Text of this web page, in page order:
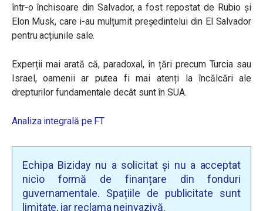
într-o închisoare din Salvador, a fost repostat de Rubio și
Elon Musk, care i-au mulțumit președintelui din El Salvador
pentru acțiunile sale.
Experții mai arată că, paradoxal, în țări precum Turcia sau
Israel, oamenii ar putea fi mai atenți la încălcări ale
drepturilor fundamentale decât sunt în SUA.
Analiza integrală pe FT
Echipa Biziday nu a solicitat și nu a acceptat
nicio formă de finanțare din fonduri
guvernamentale. Spațiile de publicitate sunt
limitate, iar reclama neinvazivă.